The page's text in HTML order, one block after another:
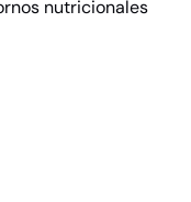
nutricionales